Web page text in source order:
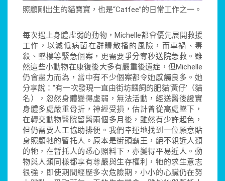
照顧剛出生的貓寶寶，也是“Catfee”的日常工作之一。
每次遇上身體虛弱的動物，Michelle都會優先展開救援
工作，以減低病菌在群體散播的風險，而車禍、毒
殺、墜樓等緊急個案，更需要爭分奪秒送院急救。雖
然這些小動物在康復後大多有嚴重後遺症，但Michelle
仍會盡力而為，當中有不少個案都令她感觸良多。她
分享說：“有一次發現一直由街坊餵飼的肥貓‘黃仔’（貓
名），忽然身體變得虛弱，無法活動，經送醫後證實
身體多處嚴重骨折，神經受損，估計曾從高處墜下，
在轉交動物醫院留醫兩個多月後，雖然有少許起色，
但仍需要人工協助排便。我們幸運地找到一位願意貼
身照顧牠的暫托人。原本是街頭霸王，絕不親近人類
的牠，在暫托人的悉心照料下，亦變得平易近人。動
物與人類同樣都享有尊嚴與生存權利，牠的求生意志
很強，即使期間經歷多次危險期，小小的心臟仍在努